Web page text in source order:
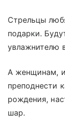
Стрельцы
подарки.
увлажнителю
А женщинам,
преподнести
рождения,
шар.